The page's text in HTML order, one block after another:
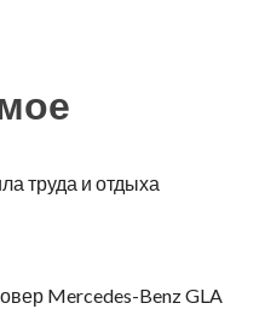
труда и отдыха
Mercedes-Benz GLA